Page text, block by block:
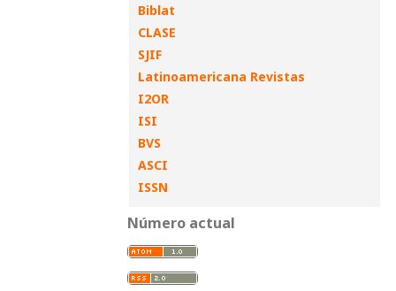
Biblat
CLASE
SJIF
Latinoamericana Revistas
I2OR
ISI
BVS
ASCI
ISSN
Número actual